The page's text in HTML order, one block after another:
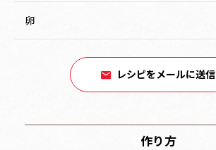
卵
レシピをメールに送信
作り方